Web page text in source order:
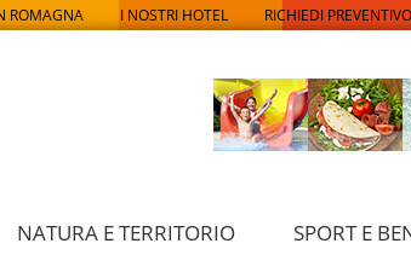
ROMAGNA I NOSTRI HOTEL RICHIEDI PREVENTIVO
NATURA E TERRITORIO SPORT E